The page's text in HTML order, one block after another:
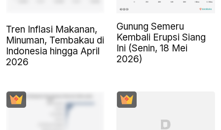
Tren Inflasi Makanan,
Minuman, Tembakau di
Indonesia hingga April
2026
Gunung Semeru
Kembali Erupsi Siang
Ini (Senin, 18 Mei
2026)